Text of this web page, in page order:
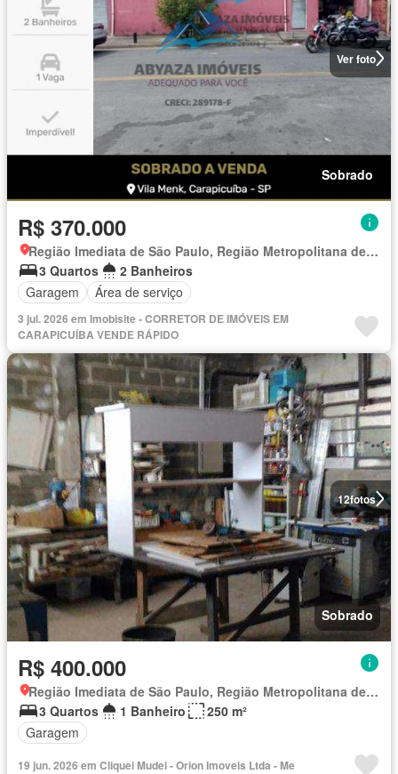
Ver foto
Sobrado
R$ 370.000
Região Imediata de São Paulo, Região Metropolitana de São Paulo
3 Quartos
2 Banheiros
Garagem
Área de serviço
3 jul. 2026 em Imobisite - CORRETOR DE IMÓVEIS EM
CARAPICUÍBA VENDE RÁPIDO
12fotos
Sobrado
R$ 400.000
Região Imediata de São Paulo, Região Metropolitana de São Paulo
3 Quartos
1 Banheiro
250 m²
Garagem
19 jun. 2026 em Cliquei Mudei - Orion Imoveis Ltda - Me